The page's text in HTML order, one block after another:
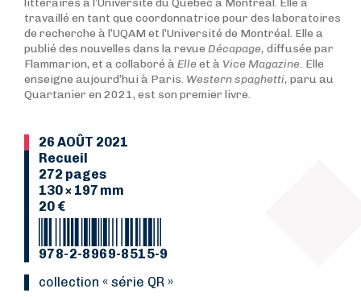
littéraires à l’Université du Québec à Montréal. Elle a
travaillé en tant que coordonnatrice pour des laboratoires
de recherche à l’UQAM et l’Université de Montréal. Elle a
publié des nouvelles dans la revue Décapage, diffusée par
Flammarion, et a collaboré à Elleet à Vice Magazine. Elle
enseigne aujourd’hui à Paris. Western spaghetti, paru au
Quartanier en 2021, est son premier livre.
26 AOÛT 2021
Recueil
272 pages
130 × 197 mm
20 €
978-2-8969-8515-9
collection « série QR »